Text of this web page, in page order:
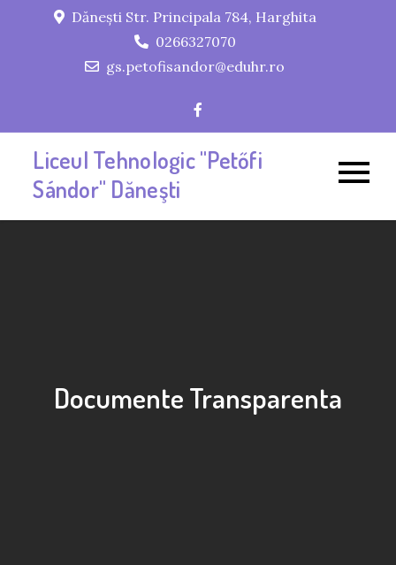
Dănești Str. Principala 784, Harghita
0266327070
gs.petofisandor@eduhr.ro
Liceul Tehnologic "Petőfi
Sándor" Dăneşti
Documente Transparenta